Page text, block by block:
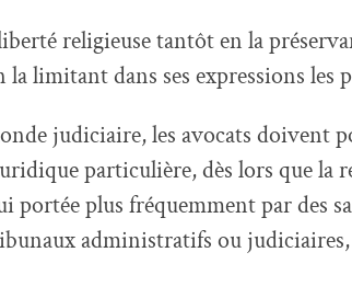
religieuse tantôt en la
limitant dans ses expressions les
judiciaire, les avocats doivent
particulière, dès lors que la
portée plus fréquemment par des
administratifs ou